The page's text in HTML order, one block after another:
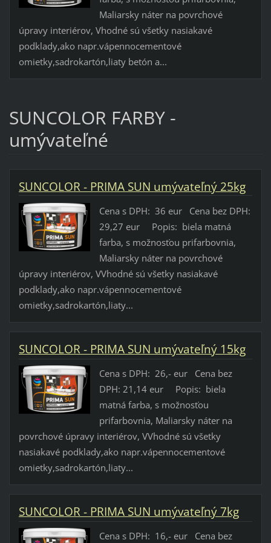
Maliarsky náter na povrchové
úpravy interiérov, Vhodné sú všetky nasiakavé
podklady,ako napr.vápennocementové
omietky,sadrokartón,liaty betón a...
SUNCOLOR FARBY -
umývateľné
SUNCOLOR - PRIMA SUN umývateľný 25kg
Cena s DPH: 36 eur Cena bez DPH:
29,27 eur Popis: biela matná
farba, s možnosťou prifarbovnia,
Maliarsky náter na povrchové
úpravy interiérov, VVhodné sú všetky nasiakavé
podklady,ako napr.vápennocementové
omietky,sadrokartón,liaty...
SUNCOLOR - PRIMA SUN umývateľný 15kg
Cena s DPH: 26,- eur Cena bez
DPH: 21,14 eur Popis: biela
matná farba, s možnosťou
prifarbovnia, Maliarsky náter na
povrchové úpravy interiérov, VVhodné sú všetky
nasiakavé podklady,ako napr.vápennocementové
omietky,sadrokartón,liaty...
SUNCOLOR - PRIMA SUN umývateľný 7kg
Cena s DPH: 16,- eur Cena bez